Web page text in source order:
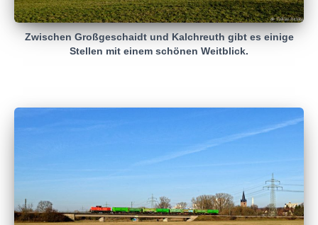
Zwischen Großgeschaidt und Kalchreuth gibt es einige
Stellen mit einem schönen Weitblick.